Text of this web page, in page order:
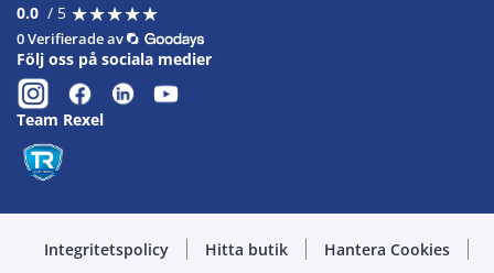
0.0 / 5 ★★★★★
★★★★★
0 Verifierade av
Följ oss på sociala medier
Team Rexel
Integritetspolicy Hitta butik Hantera Cookies